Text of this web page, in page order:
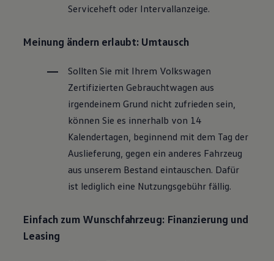
Magazin
Familie
Volkswagen R
Pannen- und Unfallhilfe
Volkswagen Kundenbetreuung
Serviceheft oder Intervallanzeige.
Meinung ändern erlaubt: Umtausch
Sollten Sie mit Ihrem Volkswagen
Zertifizierten Gebrauchtwagen aus
irgendeinem Grund nicht zufrieden sein,
können Sie es innerhalb von 14
Kalendertagen, beginnend mit dem Tag der
Auslieferung, gegen ein anderes Fahrzeug
aus unserem Bestand eintauschen. Dafür
ist lediglich eine Nutzungsgebühr fällig.
Einfach zum Wunschfahrzeug: Finanzierung und
Leasing